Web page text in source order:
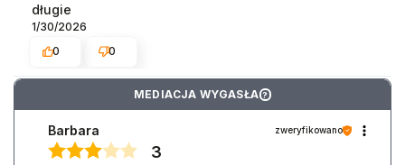
długie
1/30/2026
0
0
MEDIACJA WYGASŁA ?
Barbara zweryfikowano
3